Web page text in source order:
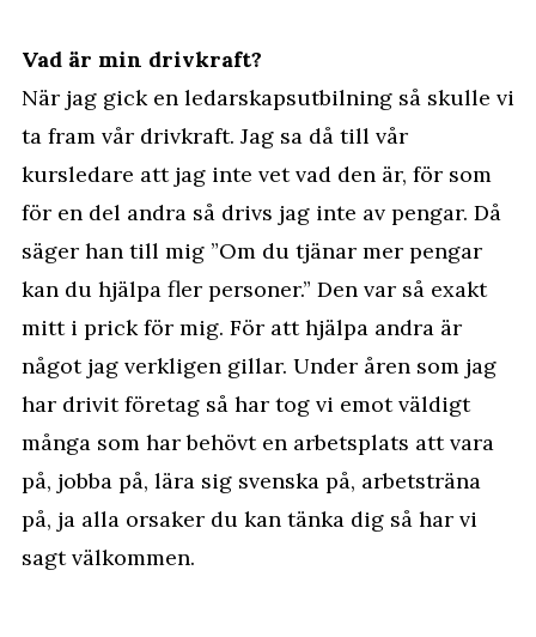
Vad är min drivkraft?
När jag gick en ledarskapsutbilning så skulle vi
ta fram vår drivkraft. Jag sa då till vår
kursledare att jag inte vet vad den är, för som
för en del andra så drivs jag inte av pengar. Då
säger han till mig ”Om du tjänar mer pengar
kan du hjälpa fler personer.” Den var så exakt
mitt i prick för mig. För att hjälpa andra är
något jag verkligen gillar. Under åren som jag
har drivit företag så har tog vi emot väldigt
många som har behövt en arbetsplats att vara
på, jobba på, lära sig svenska på, arbetsträna
på, ja alla orsaker du kan tänka dig så har vi
sagt välkommen.